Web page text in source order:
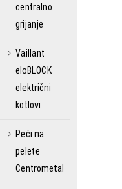
centralno
grijanje
Vaillant
eloBLOCK
električni
kotlovi
Peći na
pelete
Centrometal